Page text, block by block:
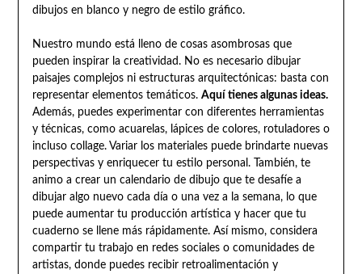
dibujos en blanco y negro de estilo gráfico.
Nuestro mundo está lleno de cosas asombrosas que
pueden inspirar la creatividad. No es necesario dibujar
paisajes complejos ni estructuras arquitectónicas: basta con
representar elementos temáticos. Aquí tienes algunas ideas.
Además, puedes experimentar con diferentes herramientas
y técnicas, como acuarelas, lápices de colores, rotuladores o
incluso collage. Variar los materiales puede brindarte nuevas
perspectivas y enriquecer tu estilo personal. También, te
animo a crear un calendario de dibujo que te desafíe a
dibujar algo nuevo cada día o una vez a la semana, lo que
puede aumentar tu producción artística y hacer que tu
cuaderno se llene más rápidamente. Así mismo, considera
compartir tu trabajo en redes sociales o comunidades de
artistas, donde puedes recibir retroalimentación y